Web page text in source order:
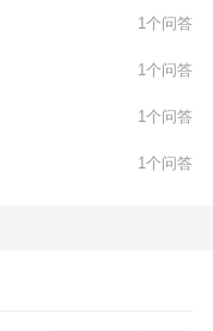
1个问答
1个问答
1个问答
1个问答